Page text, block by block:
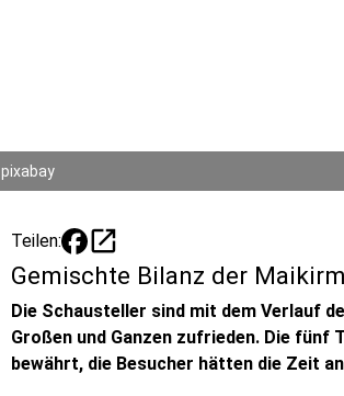
pixabay
Teilen: open_in_new
Gemischte Bilanz der
Die Schausteller sind mit dem Verlauf
Großen und Ganzen zufrieden. Die
bewährt, die Besucher hätten die Zeit